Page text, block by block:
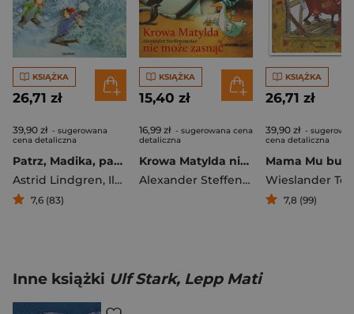
KSIĄŻKA
26,71 zł
39,90 zł - sugerowana
cena detaliczna
Patrz, Madika, pada śnieg!
Astrid Lindgren, Ilon Wikland
7,6 (83)
KSIĄŻKA
15,40 zł
16,99 zł - sugerowana cena
detaliczna
Krowa Matylda nie może zasnąć
Alexander Steffensmeier
KSIĄŻKA
26,71 zł
39,90 zł -
cena detaliczna
Mama Mu
7,8 (99)
Inne książki Ulf Stark, Lepp Mati